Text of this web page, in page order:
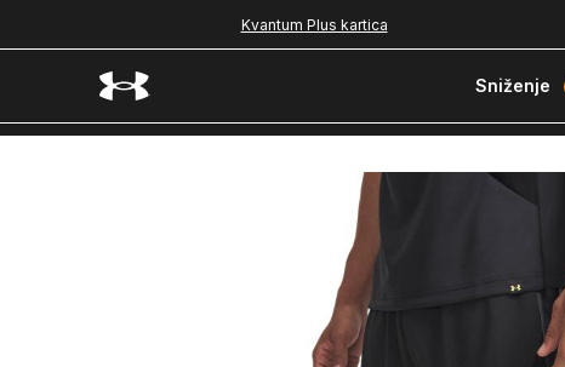
Kvantum Plus kartica
Sniženje